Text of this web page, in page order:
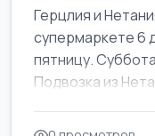
Герцлия и
супермаркете 6
пятницу.
Подвозка из